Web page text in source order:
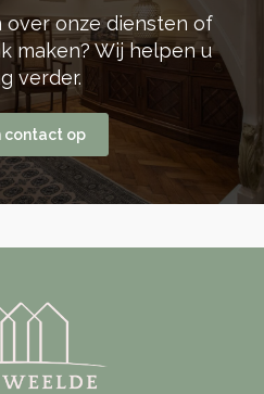
onze diensten of
maken? Wij helpen u
verder.
contact op